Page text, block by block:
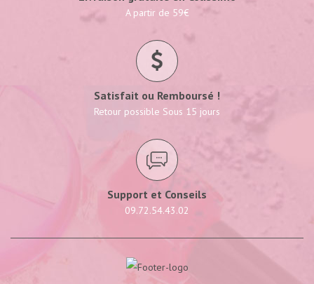
A partir de 59€
Satisfait ou Remboursé !
Retour possible Sous 15 jours
Support et Conseils
09.72.54.43.02